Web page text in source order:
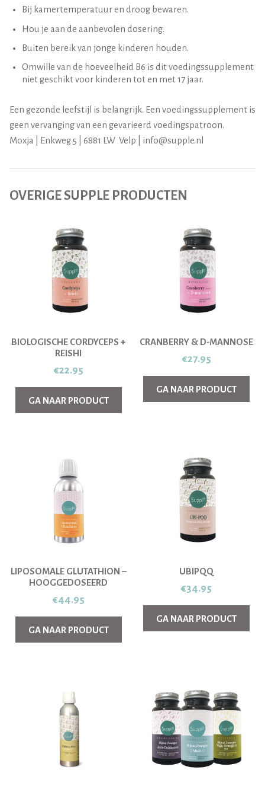
Bij kamertemperatuur en droog bewaren.
Hou je aan de aanbevolen dosering.
Buiten bereik van jonge kinderen houden.
Omwille van de hoeveelheid B6 is dit voedingssupplement
niet geschikt voor kinderen tot en met 17 jaar.
Een gezonde leefstijl is belangrijk. Een voedingssupplement is
geen vervanging van een gevarieerd voedingspatroon.
Moxja | Enkweg 5 | 6881 LW Velp | info@supple.nl
OVERIGE SUPPLE PRODUCTEN
BIOLOGISCHE CORDYCEPS +
REISHI
€22.95
GA NAAR PRODUCT
CRANBERRY & D-MANNOSE
€27.95
GA NAAR PRODUCT
LIPOSOMALE GLUTATHION –
HOOGGEDOSEERD
€44.95
GA NAAR PRODUCT
UBIPQQ
€34.95
GA NAAR PRODUCT